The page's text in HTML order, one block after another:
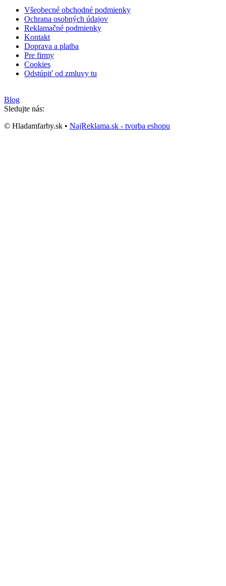
Všeobecné obchodné podmienky
Ochrana osobných údajov
Reklamačné podmienky
Kontakt
Doprava a platba
Pre firmy
Cookies
Odstúpiť od zmluvy tu
Blog
Sledujte nás:
© Hladamfarby.sk • NajReklama.sk - tvorba eshopu